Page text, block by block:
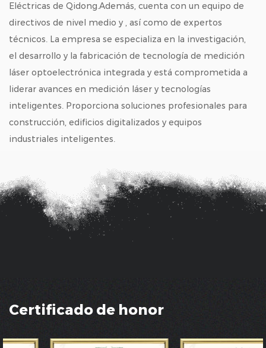
Eléctricas de Qidong.Además, cuenta con un equipo de
directivos de nivel medio y , así como de expertos
técnicos. La empresa se especializa en la investigación,
el desarrollo y la fabricación de tecnología de medición
láser optoelectrónica integrada y está comprometida a
liderar avances en medición láser y tecnologías
inteligentes. Proporciona soluciones profesionales para
construcción, edificios digitalizados y equipos
industriales inteligentes.
Certificado de honor